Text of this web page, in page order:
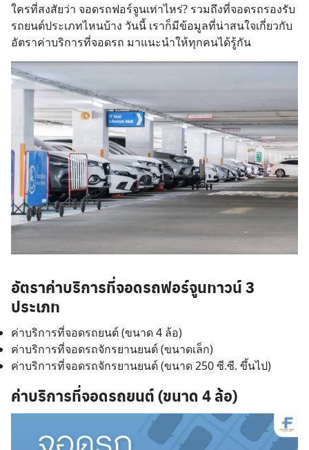
ใครที่สงสัยว่า จอดรถฟอร์จูนเท่าไหร่? รวมถึงที่จอดรถรองรับ
รถยนต์ประเภทไหนบ้าง วันนี้ เราก็มีข้อมูลที่น่าสนใจเกี่ยวกับ
อัตราค่าบริการที่จอดรถ มาแนะนำให้ทุกคนได้รู้กัน
อัตราค่าบริการที่จอดรถฟอร์จูนทาวน์ 3
ประเภท
ค่าบริการที่จอดรถยนต์ (ขนาด 4 ล้อ)
ค่าบริการที่จอดรถจักรยานยนต์ (ขนาดเล็ก)
ค่าบริการที่จอดรถจักรยานยนต์ (ขนาด 250 ซี.ซี. ขึ้นไป)
ค่าบริการที่จอดรถยนต์ (ขนาด 4 ล้อ)